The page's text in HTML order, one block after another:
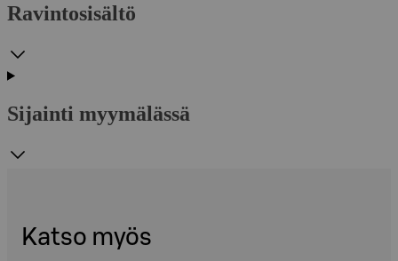
Ravintosisältö
Sijainti myymälässä
Katso myös